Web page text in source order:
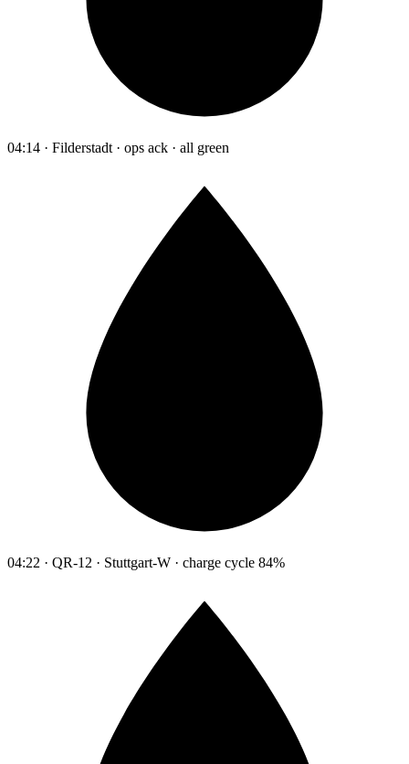
04:14 · Filderstadt · ops ack · all green
04:22 · QR-12 · Stuttgart-W · charge cycle 84%